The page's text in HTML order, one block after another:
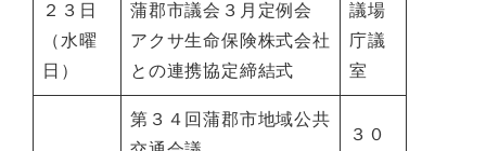
２３日
（水曜
日）
蒲郡市議会３月定例会
アクサ生命保険株式会社
との連携協定締結式
議場
庁議
室
第３４回蒲郡市地域公共
３０